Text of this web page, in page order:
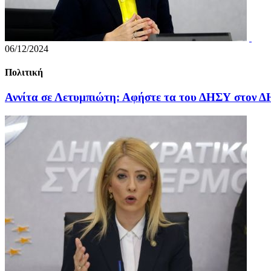
06/12/2024
Πολιτική
Αννίτα σε Λετυμπιώτη: Αφήστε τα του ΔΗΣΥ στον